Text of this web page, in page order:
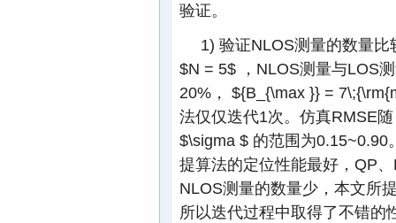
验证。
1) 验证NLOS测量的数量
$N = 5$
，NLOS测量与LOS
20%， ${B_{\max }} =
法仅仅迭代1次。仿真RMSE
$\sigma $ 的范围为0.15~0.90
提算法的定位性能最好，QP
NLOS测量的数量少，本文所
所以迭代过程中取得了不错的